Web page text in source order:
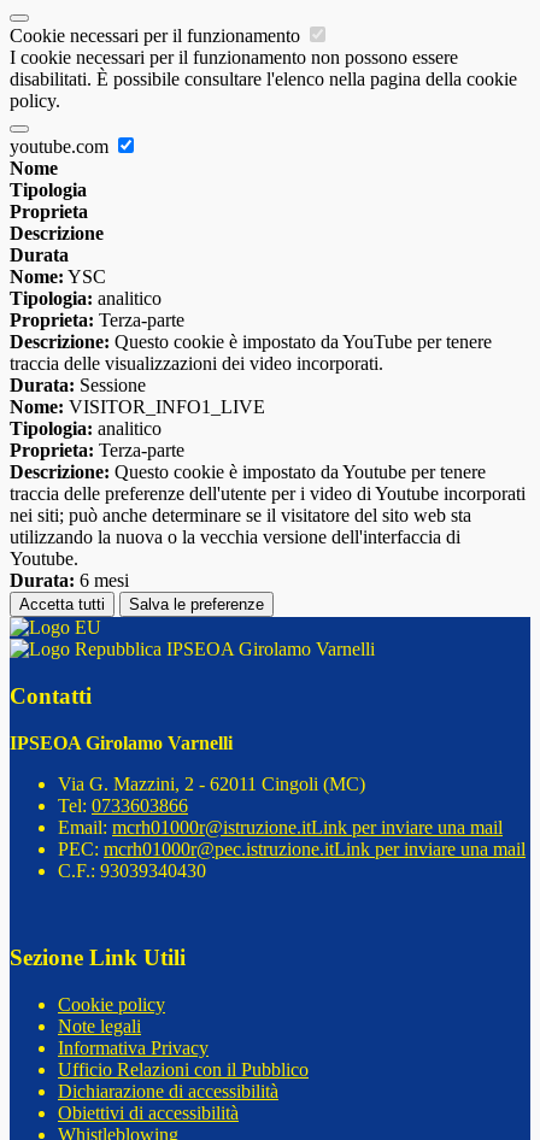
Cookie necessari per il funzionamento
I cookie necessari per il funzionamento non possono essere
disabilitati. È possibile consultare l'elenco nella pagina della cookie
policy.
youtube.com
Nome
Tipologia
Proprieta
Descrizione
Durata
Nome: YSC
Tipologia: analitico
Proprieta: Terza-parte
Descrizione: Questo cookie è impostato da YouTube per tenere
traccia delle visualizzazioni dei video incorporati.
Durata: Sessione
Nome: VISITOR_INFO1_LIVE
Tipologia: analitico
Proprieta: Terza-parte
Descrizione: Questo cookie è impostato da Youtube per tenere
traccia delle preferenze dell'utente per i video di Youtube incorporati
nei siti; può anche determinare se il visitatore del sito web sta
utilizzando la nuova o la vecchia versione dell'interfaccia di
Youtube.
Durata: 6 mesi
Accetta tutti Salva le preferenze
IPSEOA Girolamo Varnelli
Contatti
IPSEOA Girolamo Varnelli
Via G. Mazzini, 2 - 62011 Cingoli (MC)
Tel: 0733603866
Email: mcrh01000r@istruzione.itLink per inviare una mail
PEC: mcrh01000r@pec.istruzione.itLink per inviare una mail
C.F.: 93039340430
Sezione Link Utili
Cookie policy
Note legali
Informativa Privacy
Ufficio Relazioni con il Pubblico
Dichiarazione di accessibilità
Obiettivi di accessibilità
Whistleblowing